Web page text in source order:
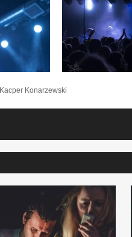
Kacper Konarzewski